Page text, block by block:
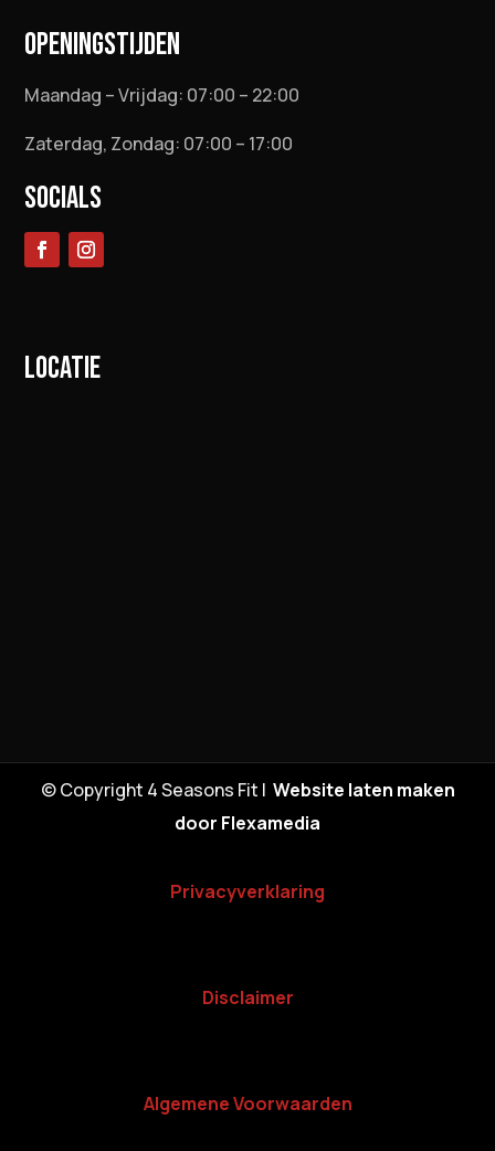
OPENINGSTIJDEN
Maandag – Vrijdag: 07:00 – 22:00
Zaterdag, Zondag: 07:00 – 17:00
SOCIALS
LOCATIE
© Copyright 4 Seasons Fit | Website laten maken
door Flexamedia
Privacyverklaring
Disclaimer
Algemene Voorwaarden